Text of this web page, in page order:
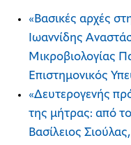
«Bασικές αρχές
Ιωαννίδης
Μικροβιολογίας
Επιστημονικός
«Δευτερογενής
της μήτρας: από
Βασίλειος